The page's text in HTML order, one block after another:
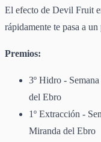
El efecto de Devil Fruit
rápidamente te pasa a
Premios:
3º Hidro -
del Ebro
1º Extracción -
Miranda del Ebro